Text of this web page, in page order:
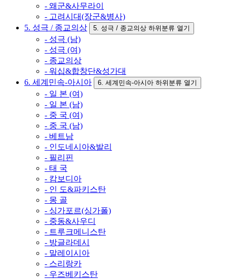
- 왜군&사무라이
- 고려시대(장군&병사)
5. 성극 / 종교의상
5. 성극 / 종교의상 하위분류 열기
- 성극 (남)
- 성극 (여)
- 종교의상
- 워십&합창단&성가대
6. 세계민속-아시아
6. 세계민속-아시아 하위분류 열기
- 일 본 (여)
- 일 본 (남)
- 중 국 (여)
- 중 국 (남)
- 베트남
- 인도네시아&발리
- 필리핀
- 태 국
- 캄보디아
- 인 도&파키스탄
- 몽 골
- 싱가포르(싱가폴)
- 중동&사우디
- 트루크메니스탄
- 방글라데시
- 말레이시아
- 스리랑카
- 우즈베키스탄